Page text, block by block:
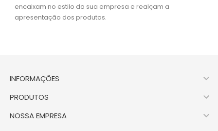
encaixam no estilo da sua empresa e realçam a
apresentação dos produtos.
INFORMAÇÕES 
PRODUTOS 
NOSSA EMPRESA 